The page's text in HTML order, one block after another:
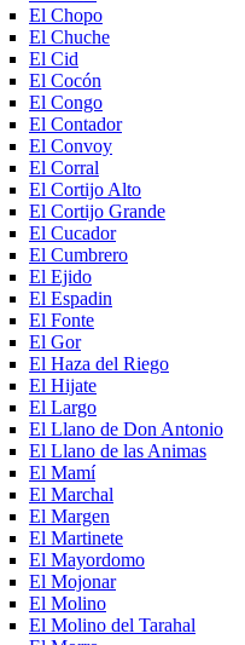
El Chopo
El Chuche
El Cid
El Cocón
El Congo
El Contador
El Convoy
El Corral
El Cortijo Alto
El Cortijo Grande
El Cucador
El Cumbrero
El Ejido
El Espadin
El Fonte
El Gor
El Haza del Riego
El Hijate
El Largo
El Llano de Don Antonio
El Llano de las Animas
El Mamí
El Marchal
El Margen
El Martinete
El Mayordomo
El Mojonar
El Molino
El Molino del Tarahal